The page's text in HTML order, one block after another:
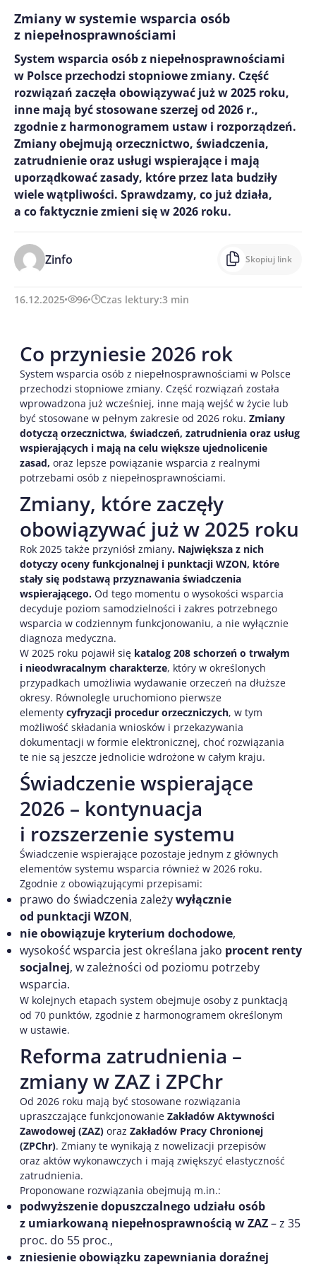
Zmiany w systemie wsparcia osób
z niepełnosprawnościami
System wsparcia osób z niepełnosprawnościami
w Polsce przechodzi stopniowe zmiany. Część
rozwiązań zaczęła obowiązywać już w 2025 roku,
inne mają być stosowane szerzej od 2026 r.,
zgodnie z harmonogramem ustaw i rozporządzeń.
Zmiany obejmują orzecznictwo, świadczenia,
zatrudnienie oraz usługi wspierające i mają
uporządkować zasady, które przez lata budziły
wiele wątpliwości. Sprawdzamy, co już działa,
a co faktycznie zmieni się w 2026 roku.
Zinfo Skopiuj link
16.12.2025 96 Czas lektury:3 min
Co przyniesie 2026 rok
System wsparcia osób z niepełnosprawnościami w Polsce
przechodzi stopniowe zmiany. Część rozwiązań została
wprowadzona już wcześniej, inne mają wejść w życie lub
być stosowane w pełnym zakresie od 2026 roku. Zmiany
dotyczą orzecznictwa, świadczeń, zatrudnienia oraz usług
wspierających i mają na celu większe ujednolicenie
zasad, oraz lepsze powiązanie wsparcia z realnymi
potrzebami osób z niepełnosprawnościami.
Zmiany, które zaczęły
obowiązywać już w 2025 roku
Rok 2025 także przyniósł zmiany. Największa z nich
dotyczy oceny funkcjonalnej i punktacji WZON, które
stały się podstawą przyznawania świadczenia
wspierającego. Od tego momentu o wysokości wsparcia
decyduje poziom samodzielności i zakres potrzebnego
wsparcia w codziennym funkcjonowaniu, a nie wyłącznie
diagnoza medyczna.
W 2025 roku pojawił się katalog 208 schorzeń o trwałym
i nieodwracalnym charakterze, który w określonych
przypadkach umożliwia wydawanie orzeczeń na dłuższe
okresy. Równolegle uruchomiono pierwsze
elementy cyfryzacji procedur orzeczniczych, w tym
możliwość składania wniosków i przekazywania
dokumentacji w formie elektronicznej, choć rozwiązania
te nie są jeszcze jednolicie wdrożone w całym kraju.
Świadczenie wspierające
2026 – kontynuacja
i rozszerzenie systemu
Świadczenie wspierające pozostaje jednym z głównych
elementów systemu wsparcia również w 2026 roku.
Zgodnie z obowiązującymi przepisami:
prawo do świadczenia zależywyłącznie
od punktacji WZON,
nie obowiązuje kryterium dochodowe,
wysokość wsparcia jest określana jako procent renty
socjalnej, w zależności od poziomu potrzeby
wsparcia.
W kolejnych etapach system obejmuje osoby z punktacją
od 70 punktów, zgodnie z harmonogramem określonym
w ustawie.
Reforma zatrudnienia –
zmiany w ZAZ i ZPChr
Od 2026 roku mają być stosowane rozwiązania
upraszczające funkcjonowanie Zakładów Aktywności
Zawodowej (ZAZ) oraz Zakładów Pracy Chronionej
(ZPChr). Zmiany te wynikają z nowelizacji przepisów
oraz aktów wykonawczych i mają zwiększyć elastyczność
zatrudnienia.
Proponowane rozwiązania obejmują m.in.:
podwyższenie dopuszczalnego udziału osób
z umiarkowaną niepełnosprawnością w ZAZ– z 35
proc. do 55 proc.,
zniesienie obowiązku zapewniania doraźnej